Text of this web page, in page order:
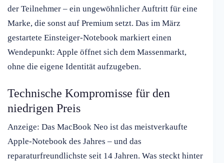
der Teilnehmer – ein ungewöhnlicher Auftritt für eine
Marke, die sonst auf Premium setzt. Das im März
gestartete Einsteiger-Notebook markiert einen
Wendepunkt: Apple öffnet sich dem Massenmarkt,
ohne die eigene Identität aufzugeben.
Technische Kompromisse für den
niedrigen Preis
Anzeige: Das MacBook Neo ist das meistverkaufte
Apple-Notebook des Jahres – und das
reparaturfreundlichste seit 14 Jahren. Was steckt hinter